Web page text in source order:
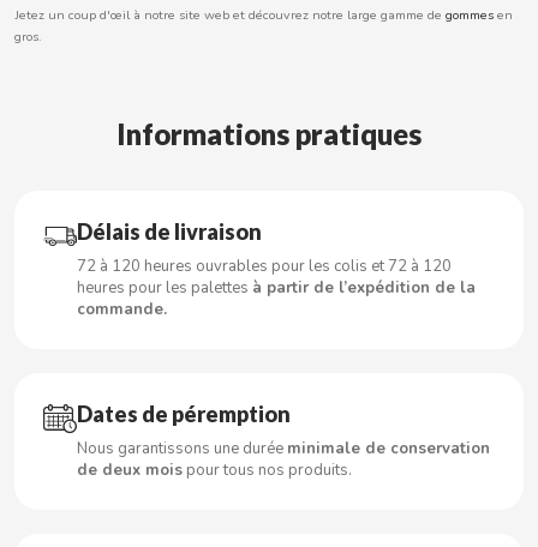
CHAMP HIGH
CHOCOLATES VALOR
CHUPA CHUPS
CLIPPER
Jetez un coup d'œil à notre site web et découvrez notre large gamme de gommes en
gros.
Informations pratiques
Délais de livraison
72 à 120 heures ouvrables pour les colis et 72 à 120
heures pour les palettes à partir de l’expédition de la
commande.
Dates de péremption
Nous garantissons une durée minimale de conservation
de deux mois pour tous nos produits.